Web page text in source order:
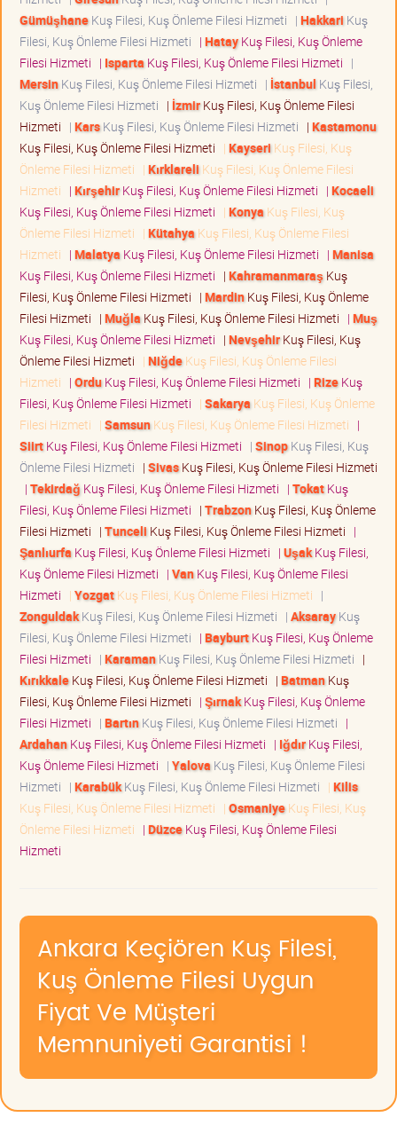
GümüşhaneKuş Filesi, Kuş Önleme Filesi Hizmeti | Hakkari Kuş
Filesi, Kuş Önleme Filesi Hizmeti | HatayKuş Filesi, Kuş Önleme
Filesi Hizmeti | Isparta Kuş Filesi, Kuş Önleme Filesi Hizmeti |
MersinKuş Filesi, Kuş Önleme Filesi Hizmeti | İstanbul Kuş Filesi,
Kuş Önleme Filesi Hizmeti | İzmirKuş Filesi, Kuş Önleme Filesi
Hizmeti | KarsKuş Filesi, Kuş Önleme Filesi Hizmeti | Kastamonu
Kuş Filesi, Kuş Önleme Filesi Hizmeti | Kayseri Kuş Filesi, Kuş
Önleme Filesi Hizmeti | Kırklareli Kuş Filesi, Kuş Önleme Filesi
Hizmeti | KırşehirKuş Filesi, Kuş Önleme Filesi Hizmeti | Kocaeli
Kuş Filesi, Kuş Önleme Filesi Hizmeti | Konya Kuş Filesi, Kuş
Önleme Filesi Hizmeti | Kütahya Kuş Filesi, Kuş Önleme Filesi
Hizmeti | Malatya Kuş Filesi, Kuş Önleme Filesi Hizmeti | Manisa
Kuş Filesi, Kuş Önleme Filesi Hizmeti | Kahramanmaraş Kuş
Filesi, Kuş Önleme Filesi Hizmeti | MardinKuş Filesi, Kuş Önleme
Filesi Hizmeti | Muğla Kuş Filesi, Kuş Önleme Filesi Hizmeti | Muş
Kuş Filesi, Kuş Önleme Filesi Hizmeti | NevşehirKuş Filesi, Kuş
Önleme Filesi Hizmeti | NiğdeKuş Filesi, Kuş Önleme Filesi
Hizmeti | OrduKuş Filesi, Kuş Önleme Filesi Hizmeti | RizeKuş
Filesi, Kuş Önleme Filesi Hizmeti | Sakarya Kuş Filesi, Kuş Önleme
Filesi Hizmeti | SamsunKuş Filesi, Kuş Önleme Filesi Hizmeti |
SiirtKuş Filesi, Kuş Önleme Filesi Hizmeti | SinopKuş Filesi, Kuş
Önleme Filesi Hizmeti | SivasKuş Filesi, Kuş Önleme Filesi Hizmeti
| Tekirdağ Kuş Filesi, Kuş Önleme Filesi Hizmeti | TokatKuş
Filesi, Kuş Önleme Filesi Hizmeti | TrabzonKuş Filesi, Kuş Önleme
Filesi Hizmeti | Tunceli Kuş Filesi, Kuş Önleme Filesi Hizmeti |
Şanlıurfa Kuş Filesi, Kuş Önleme Filesi Hizmeti | UşakKuş Filesi,
Kuş Önleme Filesi Hizmeti | VanKuş Filesi, Kuş Önleme Filesi
Hizmeti | YozgatKuş Filesi, Kuş Önleme Filesi Hizmeti |
ZonguldakKuş Filesi, Kuş Önleme Filesi Hizmeti | AksarayKuş
Filesi, Kuş Önleme Filesi Hizmeti | BayburtKuş Filesi, Kuş Önleme
Filesi Hizmeti | KaramanKuş Filesi, Kuş Önleme Filesi Hizmeti |
KırıkkaleKuş Filesi, Kuş Önleme Filesi Hizmeti | BatmanKuş
Filesi, Kuş Önleme Filesi Hizmeti | ŞırnakKuş Filesi, Kuş Önleme
Filesi Hizmeti | BartınKuş Filesi, Kuş Önleme Filesi Hizmeti |
ArdahanKuş Filesi, Kuş Önleme Filesi Hizmeti | IğdırKuş Filesi,
Kuş Önleme Filesi Hizmeti | Yalova Kuş Filesi, Kuş Önleme Filesi
Hizmeti | KarabükKuş Filesi, Kuş Önleme Filesi Hizmeti | Kilis
Kuş Filesi, Kuş Önleme Filesi Hizmeti | OsmaniyeKuş Filesi, Kuş
Önleme Filesi Hizmeti | DüzceKuş Filesi, Kuş Önleme Filesi
Hizmeti
Ankara Keçiören Kuş Filesi,
Kuş Önleme Filesi Uygun
Fiyat Ve Müşteri
Memnuniyeti Garantisi !